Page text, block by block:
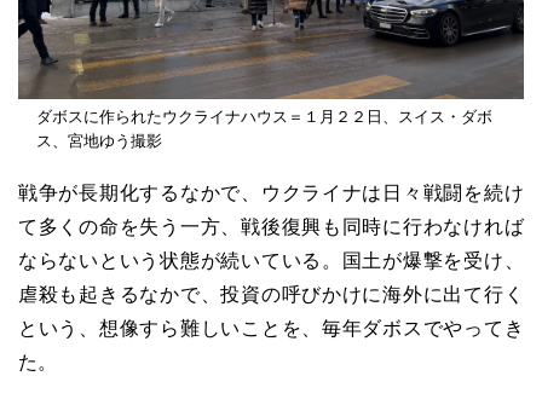
ダボスに作られたウクライナハウス＝１月２２日、スイス・ダボ
ス、宮地ゆう撮影
戦争が長期化するなかで、ウクライナは日々戦闘を続け
て多くの命を失う一方、戦後復興も同時に行わなければ
ならないという状態が続いている。国土が爆撃を受け、
虐殺も起きるなかで、投資の呼びかけに海外に出て行く
という、想像すら難しいことを、毎年ダボスでやってき
た。